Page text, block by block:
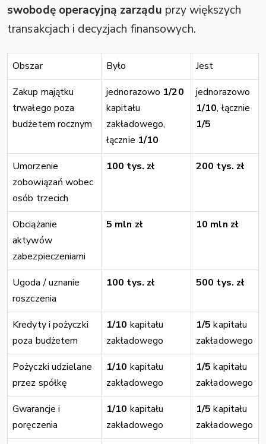
swobodę operacyjną zarządu przy większych
transakcjach i decyzjach finansowych.
Obszar Było
Jest
Zakup majątku
trwałego poza
budżetem rocznym
jednorazowo 1/20
kapitału
zakładowego,
łącznie 1/10
jednorazowo
1/10, łącznie
1/5
Umorzenie
zobowiązań wobec
osób trzecich
100 tys. zł 200 tys. zł
Obciążanie
aktywów
zabezpieczeniami
5 mln zł 10 mln zł
Ugoda / uznanie
roszczenia
100 tys. zł 500 tys. zł
Kredyty i pożyczki
poza budżetem
1/10 kapitału
zakładowego
1/5 kapitału
zakładowego
Pożyczki udzielane
przez spółkę
1/10 kapitału
zakładowego
1/5 kapitału
zakładowego
Gwarancje i
poręczenia
1/10 kapitału
zakładowego
1/5 kapitału
zakładowego